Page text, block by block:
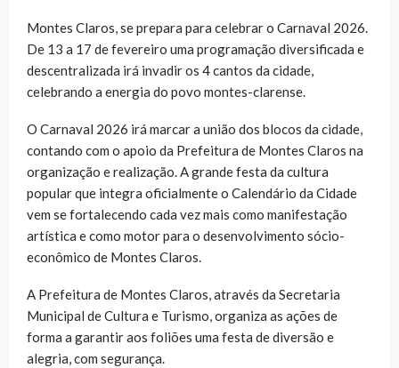
Montes Claros, se prepara para celebrar o Carnaval 2026.
De 13 a 17 de fevereiro uma programação diversificada e
descentralizada irá invadir os 4 cantos da cidade,
celebrando a energia do povo montes-clarense.
O Carnaval 2026 irá marcar a união dos blocos da cidade,
contando com o apoio da Prefeitura de Montes Claros na
organização e realização. A grande festa da cultura
popular que integra oficialmente o Calendário da Cidade
vem se fortalecendo cada vez mais como manifestação
artística e como motor para o desenvolvimento sócio-
econômico de Montes Claros.
A Prefeitura de Montes Claros, através da Secretaria
Municipal de Cultura e Turismo, organiza as ações de
forma a garantir aos foliões uma festa de diversão e
alegria, com segurança.